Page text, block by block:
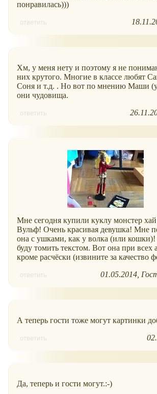
понравилась)))
ответить
Хм, у меня нету и поэтому я не
них крутого. Многие в классе любят
Соня и т.д. . Но вот по мнению Маши (у
они чудовища.
ответить
Мне сегодня купили куклу монстер
Вульф! Очень красивая девушка! Мне
она с ушками, как у волка (или кошки)!
буду томить текстом. Вот она при всех
кроме расчёски (извините за качество
ответить 01.05.2014
А теперь гости тоже могут картинки
ответить
Да, теперь и гости могут.:-)